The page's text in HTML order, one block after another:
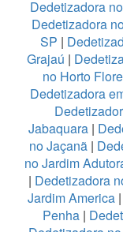
Dedetizadora
Dedetizadora
SP |
Grajaú |
no Horto
Dedetizadora
Jabaquara |
no Jaçanã |
no Jardim
| Dedetizadora
Jardim America |
Penha |